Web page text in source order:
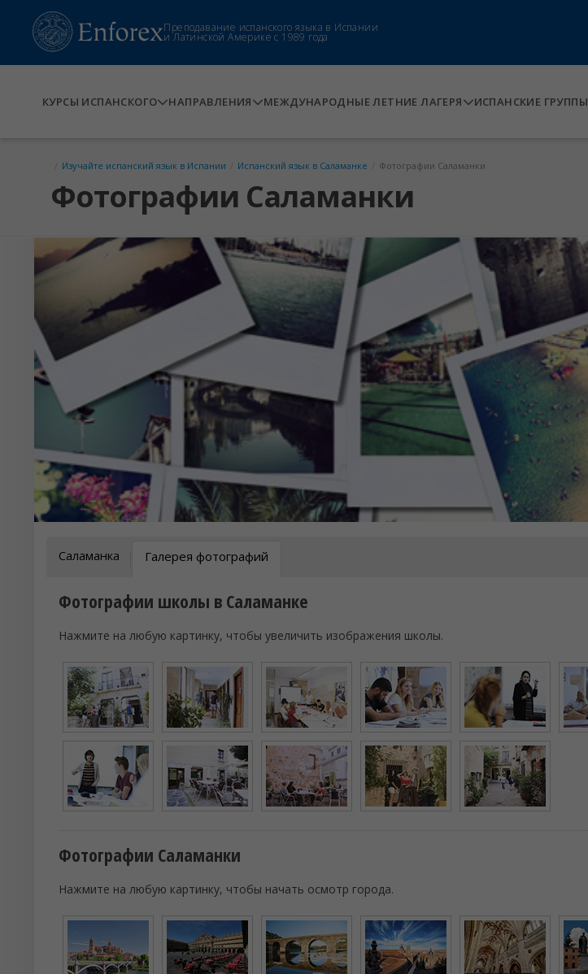
Преподавание испанского языка в Испании
и Латинской Америке с 1989 года
КУРСЫ ИСПАНСКОГО НАПРАВЛЕНИЯ МЕЖДУНАРОДНЫЕ ЛЕТНИЕ ЛАГЕРЯ ИСПАНСКИЕ ГРУППЫ
Изучайте испанский язык в Испании Испанский язык в Саламанке Фотографии Саламанки
Фотографии Саламанки
Саламанка Галерея фотографий
Фотографии школы в Саламанке
Нажмите на любую картинку, чтобы увеличить изображения школы.
Фотографии Саламанки
Нажмите на любую картинку, чтобы начать осмотр города.